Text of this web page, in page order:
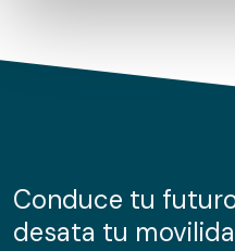
de cookies.
información sobre el uso
nuestros partners de
Conduce tu
desata tu